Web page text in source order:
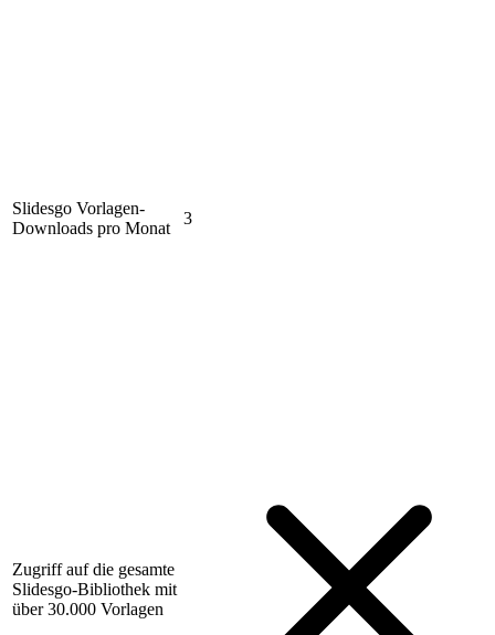
Slidesgo Vorlagen-
Downloads pro Monat
3
Zugriff auf die gesamte
Slidesgo-Bibliothek mit
über 30.000 Vorlagen